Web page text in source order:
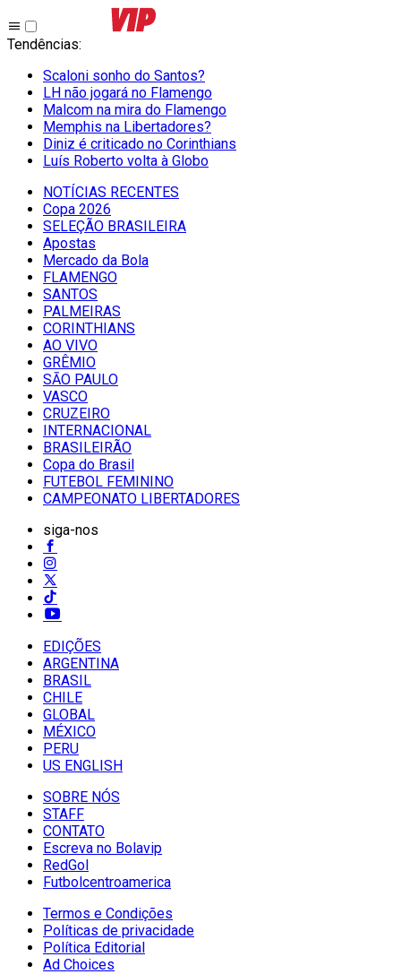
Tendências:
Scaloni sonho do Santos?
LH não jogará no Flamengo
Malcom na mira do Flamengo
Memphis na Libertadores?
Diniz é criticado no Corinthians
Luís Roberto volta à Globo
NOTÍCIAS RECENTES
Copa 2026
SELEÇÃO BRASILEIRA
Apostas
Mercado da Bola
FLAMENGO
SANTOS
PALMEIRAS
CORINTHIANS
AO VIVO
GRÊMIO
SĀO PAULO
VASCO
CRUZEIRO
INTERNACIONAL
BRASILEIRÃO
Copa do Brasil
FUTEBOL FEMININO
CAMPEONATO LIBERTADORES
siga-nos
EDIÇÕES
ARGENTINA
BRASIL
CHILE
GLOBAL
MÉXICO
PERU
US ENGLISH
SOBRE NÓS
STAFF
CONTATO
Escreva no Bolavip
RedGol
Futbolcentroamerica
Termos e Condições
Políticas de privacidade
Política Editorial
Ad Choices